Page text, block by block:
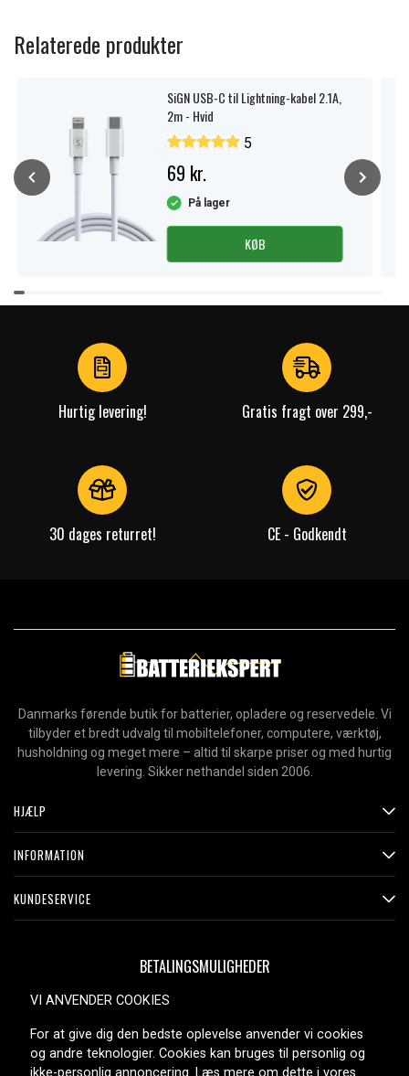
Relaterede produkter
SiGN USB-C til Lightning-kabel 2.1A,
2m - Hvid
5
69 kr.
På lager
KØB
Item
1
Hurtig levering! Gratis fragt over 299,-
30 dages returret! CE - Godkendt
Danmarks førende butik for batterier, opladere og reservedele. Vi
tilbyder et bredt udvalg til mobiltelefoner, computere, værktøj,
husholdning og meget mere – altid til skarpe priser og med hurtig
levering. Sikker nethandel siden 2006.
HJÆLP
INFORMATION
KUNDESERVICE
BETALINGSMULIGHEDER
LEVERINGSMULIGHEDER
VI ANVENDER COOKIES
For at give dig den bedste oplevelse anvender vi cookies
og andre teknologier. Cookies kan bruges til personlig og
ikke-personlig annoncering. Læs mere om dette i vores